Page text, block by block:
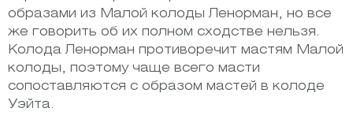
образами из Малой колоды Ленорман, но все
же говорить об их полном сходстве нельзя.
Колода Ленорман противоречит мастям Малой
колоды, поэтому чаще всего масти
сопоставляются с образом мастей в колоде
Уэйта.